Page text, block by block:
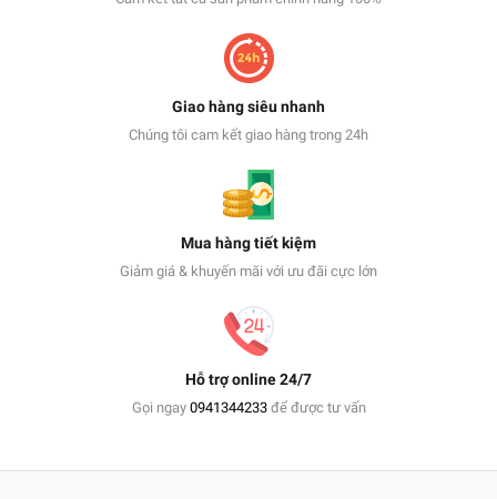
Giao hàng siêu nhanh
Chúng tôi cam kết giao hàng trong 24h
Mua hàng tiết kiệm
Giảm giá & khuyến mãi với ưu đãi cực lớn
Hỗ trợ online 24/7
Gọi ngay 0941344233để được tư vấn